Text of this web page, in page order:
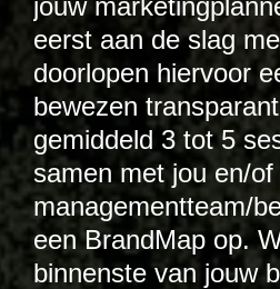
eerst aan de slag
doorlopen hiervoor
bewezen
gemiddeld 3 tot 5
samen met jou en/of
managementteam/
een BrandMap op.
binnenste van jouw